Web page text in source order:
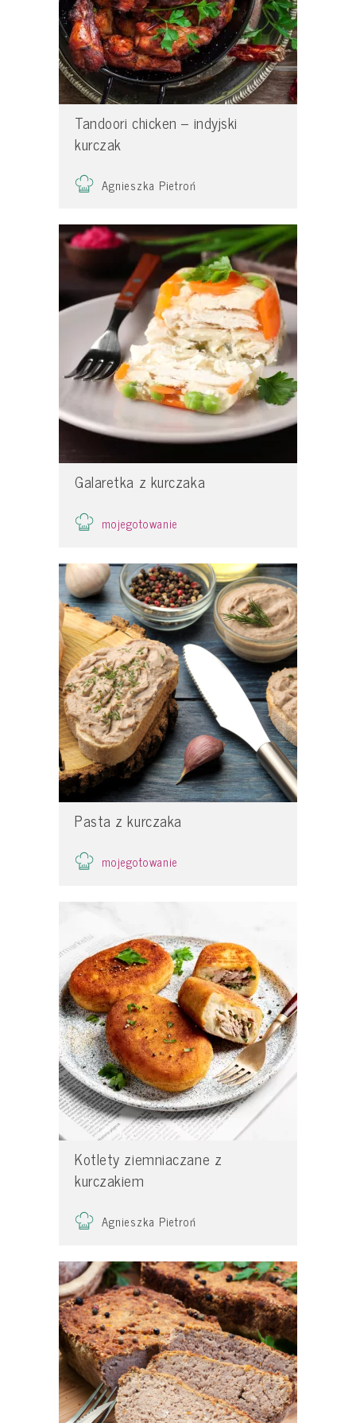
Tandoori chicken – indyjski
kurczak
Agnieszka Pietroń
Galaretka z kurczaka
mojegotowanie
Pasta z kurczaka
mojegotowanie
Kotlety ziemniaczane z
kurczakiem
Agnieszka Pietroń